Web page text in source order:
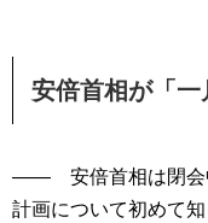
安倍首相が「
―― 安倍首相は閉会
計画について初めて